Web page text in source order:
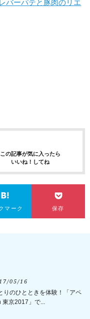
バーパテと豚肉のリエ
この記事が気に入ったら
いいね！してね
マーク 保存
05/16
りのひとときを体験！「アペ
東京2017」で...